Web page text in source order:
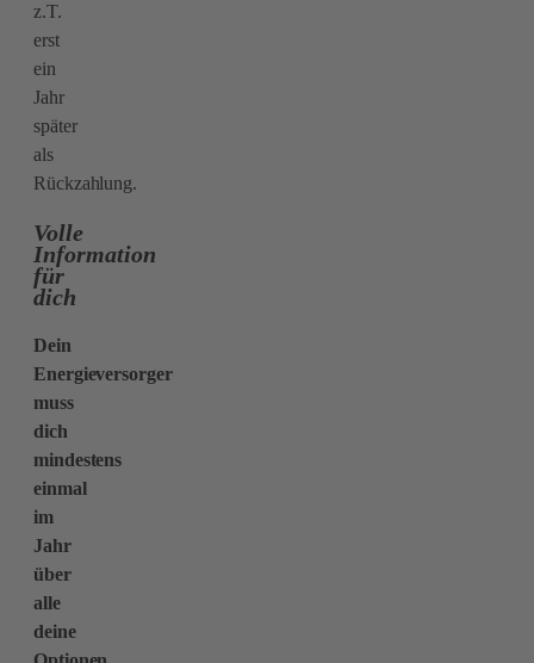
z.T.
erst
ein
Jahr
später
als
Rückzahlung.
Volle
Information
für
dich
Dein
Energieversorger
muss
dich
mindestens
einmal
im
Jahr
über
alle
deine